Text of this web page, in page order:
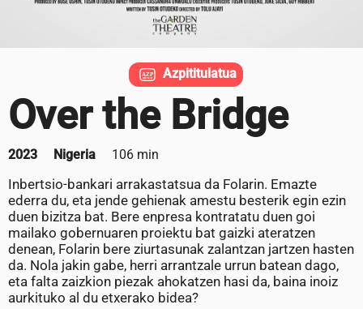
Over the Bridge
2023 Nigeria 106 min
Inbertsio-bankari arrakastatsua da Folarin. Emazte
ederra du, eta jende gehienak amestu besterik egin ezin
duen bizitza bat. Bere enpresa kontratatu duen goi
mailako gobernuaren proiektu bat gaizki ateratzen
denean, Folarin bere ziurtasunak zalantzan jartzen hasten
da. Nola jakin gabe, herri arrantzale urrun batean dago,
eta falta zaizkion piezak ahokatzen hasi da, baina inoiz
aurkituko al du etxerako bidea?
Azpititulatua